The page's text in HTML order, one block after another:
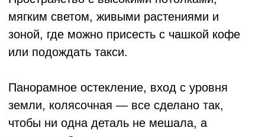
двор без машин